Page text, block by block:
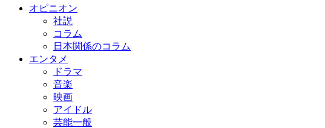
オピニオン
社説
コラム
日本関係のコラム
エンタメ
ドラマ
音楽
映画
アイドル
芸能一般